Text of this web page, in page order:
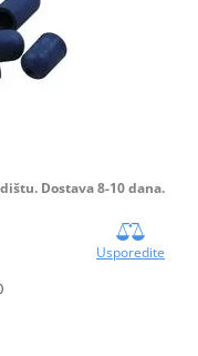
Dostava 8-10 dana.
Usporedite